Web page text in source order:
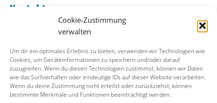
Cookie-Zustimmung
verwalten
Um dir ein optimales Erlebnis zu bieten, verwenden wir Technologien wie
Cookies, um Geräteinformationen zu speichern und/oder darauf
zuzugreifen. Wenn du diesen Technologien zustimmst, können wir Daten
wie das Surfverhalten oder eindeutige IDs auf dieser Website verarbeiten.
Wenn du deine Zustimmung nicht erteilst oder zurückziehst, können
bestimmte Merkmale und Funktionen beeinträchtigt werden.
Kontakt
Verlag Kontakt
Soziale Medien
Facebook
Instagram